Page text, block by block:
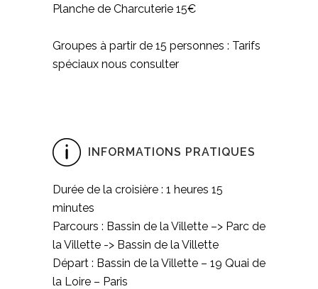
Planche de Charcuterie 15€
Groupes à partir de 15 personnes : Tarifs
spéciaux nous consulter
INFORMATIONS PRATIQUES
Durée de la croisière : 1 heures 15
minutes
Parcours : Bassin de la Villette –> Parc de
la Villette -> Bassin de la Villette
Départ : Bassin de la Villette – 19 Quai de
la Loire – Paris